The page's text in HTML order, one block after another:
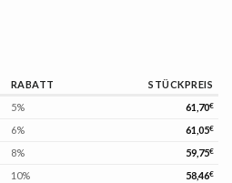
RABATT
STÜCKPREIS
5% 61,70€
6% 61,05€
8% 59,75€
10% 58,46€